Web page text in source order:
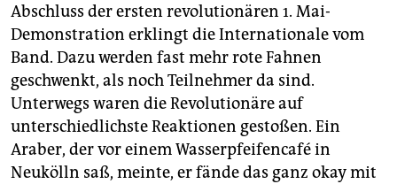
Abschluss der ersten revolutionären 1. Mai-
Demonstration erklingt die Internationale vom
Band. Dazu werden fast mehr rote Fahnen
geschwenkt, als noch Teilnehmer da sind.
Unterwegs waren die Revolutionäre auf
unterschiedlichste Reaktionen gestoßen. Ein
Araber, der vor einem Wasserpfeifencafé in
Neukölln saß, meinte, er fände das ganz okay mit